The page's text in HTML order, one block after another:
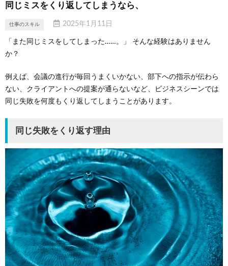
同じミスをくり返してしまうなら、
仕事のスキル 2025年1月11日
「また同じミスをしてしまった……。」 そんな経験はありません
か？
例えば、会議の進行が毎回うまくいかない、部下への指示が伝わら
ない、クライアントへの提案が通らないなど、ビジネスシーンでは
同じ失敗を何度もくり返してしまうことがあります。
同じ失敗をくり返す理由